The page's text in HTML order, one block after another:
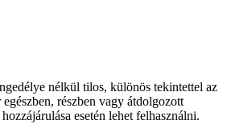
nélkül tilos, különös tekintettel az
részben vagy átdolgozott
esetén lehet felhasználni.